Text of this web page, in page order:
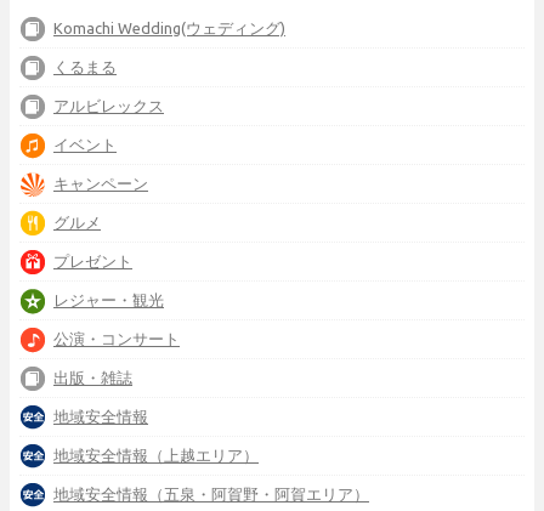
Komachi Wedding(ウェディング)
くるまる
アルビレックス
イベント
キャンペーン
グルメ
プレゼント
レジャー・観光
公演・コンサート
出版・雑誌
地域安全情報
地域安全情報（上越エリア）
地域安全情報（五泉・阿賀野・阿賀エリア）